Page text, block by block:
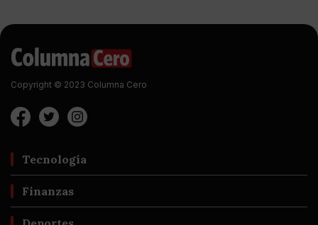
Copyright © 2023 Columna Cero
Tecnología
Finanzas